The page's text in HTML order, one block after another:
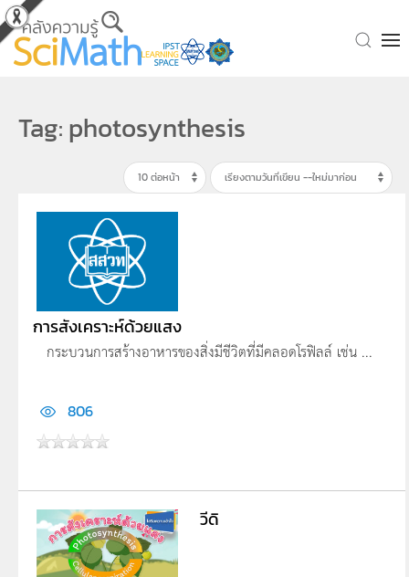
Skip to main content
Tag: photosynthesis
การสังเคราะห์ด้วยแสง
กระบวนการสร้างอาหารของสิ่งมีชีวิตที่มีคลอดโรฟิลล์ เช่น ...
806
วีดิ